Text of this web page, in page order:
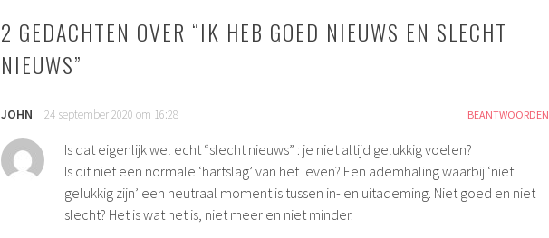
2 GEDACHTEN OVER “IK HEB GOED NIEUWS EN SLECHT
NIEUWS”
JOHN 24 september 2020 om 16:28 BEANTWOORDEN
Is dat eigenlijk wel echt “slecht nieuws” : je niet altijd gelukkig voelen?
Is dit niet een normale ‘hartslag’ van het leven? Een ademhaling waarbij ‘niet
gelukkig zijn’ een neutraal moment is tussen in- en uitademing. Niet goed en niet
slecht? Het is wat het is, niet meer en niet minder.